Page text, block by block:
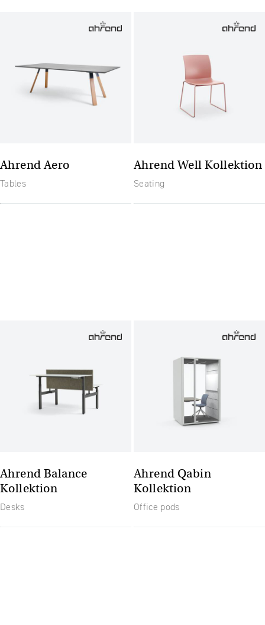
Ahrend Aero
Tables
Ahrend Well Kollektion
Seating
Ahrend Balance
Kollektion
Desks
Ahrend Qabin
Kollektion
Office pods